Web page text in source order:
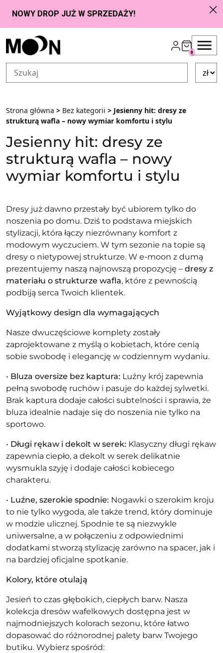
Przejdź do zawartości
0
Strona główna > Bez kategorii > Jesienny hit: dresy ze
strukturą wafla – nowy wymiar komfortu i stylu
Jesienny hit: dresy ze
strukturą wafla – nowy
wymiar komfortu i stylu
Dresy już dawno przestały być ubiorem tylko do
noszenia po domu. Dziś to podstawa miejskich
stylizacji, która łączy niezrównany komfort z
modowym wyczuciem. W tym sezonie na topie są
dresy o nietypowej strukturze. W e-moon z dumą
prezentujemy naszą najnowszą propozycję – dresy z
materiału o strukturze wafla, które z pewnością
podbiją serca Twoich klientek.
Wyjątkowy design dla wymagających
Nasze dwuczęściowe komplety zostały
zaprojektowane z myślą o kobietach, które cenią
sobie swobodę i elegancję w codziennym wydaniu.
• Bluza oversize bez kaptura: Luźny krój zapewnia
pełną swobodę ruchów i pasuje do każdej sylwetki.
Brak kaptura dodaje całości subtelności i sprawia, że
bluza idealnie nadaje się do noszenia nie tylko na
sportowo.
• Długi rękaw i dekolt w serek: Klasyczny długi rękaw
zapewnia ciepło, a dekolt w serek delikatnie
wysmukla szyję i dodaje całości kobiecego
charakteru.
• Luźne, szerokie spodnie: Nogawki o szerokim kroju
to nie tylko wygoda, ale także trend, który dominuje
w modzie ulicznej. Spodnie te są niezwykle
uniwersalne, a w połączeniu z odpowiednimi
dodatkami stworzą stylizację zarówno na spacer, jak i
na bardziej oficjalne spotkanie.
Kolory, które otulają
Jesień to czas głębokich, ciepłych barw. Nasza
kolekcja dresów wafelkowych dostępna jest w
najmodniejszych kolorach sezonu, które łatwo
dopasować do różnorodnej palety barw Twojego
butiku. Wybierz spośród: